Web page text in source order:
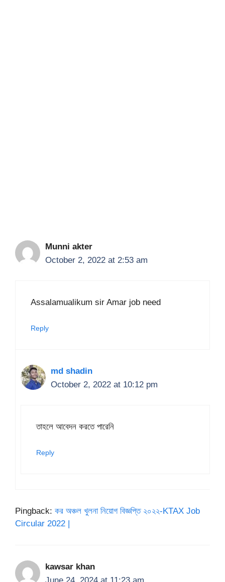
Munni akter
October 2, 2022 at 2:53 am
Assalamualikum sir Amar job need
Reply
md shadin
October 2, 2022 at 10:12 pm
তাহলে আবেদন করতে পারেনি
Reply
Pingback: কর অঞ্চল খুলনা নিয়োগ বিজ্ঞপ্তি ২০২২-KTAX Job
Circular 2022 |
kawsar khan